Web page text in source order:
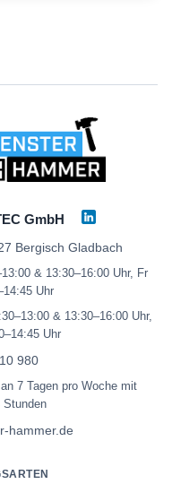
GmbH
Bergisch Gladbach
& 13:30–16:00 Uhr, Fr
Uhr
& 13:30–16:00 Uhr,
Uhr
980
7 Tagen pro Woche mit
Stunden
hammer.de